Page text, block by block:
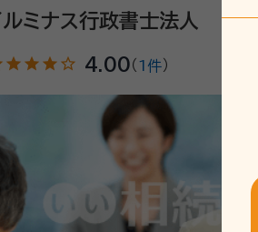
深野 友和（ふかの ともかず）
経歴：
相続業務歴20年
務所口コミ（抜粋）：
ご利用時期：2026/5
面談の感想
共働きのため、日曜日に自宅まで来ていただ
依頼後の質問や要望にも素早く対応していた
ルミナス行政書士法人
star star star star_outline 4.00（ 1件）